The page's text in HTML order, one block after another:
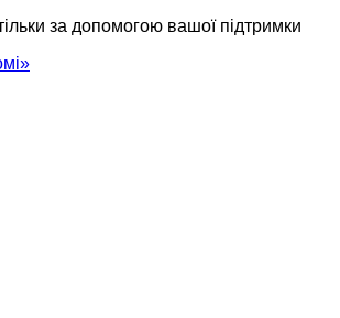
за допомогою вашої підтримки